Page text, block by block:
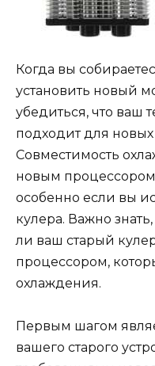
Когда вы
установить новый
убедиться, что ваш
подходит для
Совместимость
новым
особенно если вы
кулера. Важно
ли ваш старый
процессором,
охлаждения.
Первым шагом
вашего старого